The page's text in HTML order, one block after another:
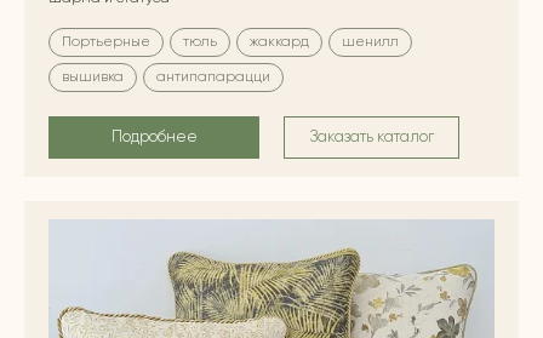
Портьерные тюль жаккард шенилл
вышивка антипапарацци
Подробнее Заказать каталог